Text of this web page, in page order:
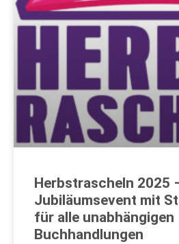
Herbstrascheln 2025
Jubiläumsevent mit
für alle unabhängigen
Buchhandlungen